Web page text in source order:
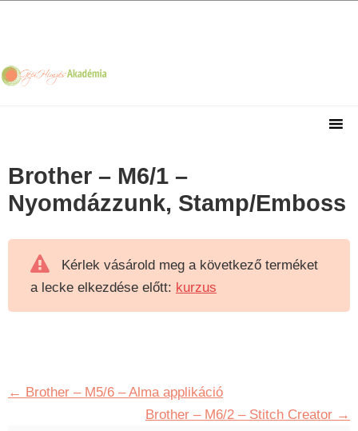
navigation
content
sidebar
Brother – M6/1 –
Nyomdázzunk, Stamp/Emboss
Kérlek vásárold meg a következő terméket
a lecke elkezdése előtt: kurzus
Brother – M5/6 – Alma applikáció
Brother – M6/2 – Stitch Creator